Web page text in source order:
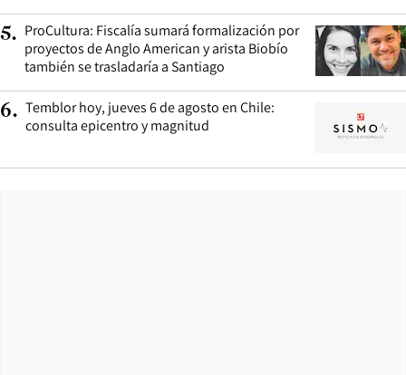
5. ProCultura: Fiscalía sumará formalización por
proyectos de Anglo American y arista Biobío
también se trasladaría a Santiago
6. Temblor hoy, jueves 6 de agosto en Chile:
consulta epicentro y magnitud